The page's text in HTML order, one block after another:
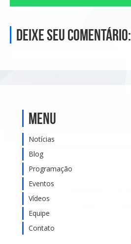
Deixe seu comentário:
Menu
Notícias
Blog
Programação
Eventos
Vídeos
Equipe
Contato